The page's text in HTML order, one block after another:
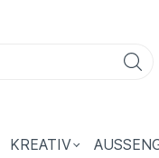
KREATIV